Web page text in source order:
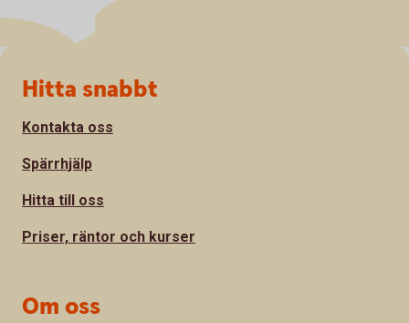
Sidfot
Hitta snabbt
Kontakta oss
Spärrhjälp
Hitta till oss
Priser, räntor och kurser
Om oss